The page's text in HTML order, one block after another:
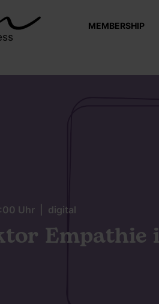
MEMBERSHIP
Uhr | digital
Empathie